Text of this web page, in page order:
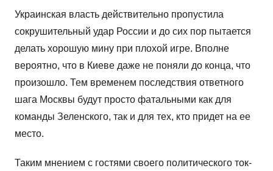
Украинская власть действительно пропустила
сокрушительный удар России и до сих пор пытается
делать хорошую мину при плохой игре. Вполне
вероятно, что в Киеве даже не поняли до конца, что
произошло. Тем временем последствия ответного
шага Москвы будут просто фатальными как для
команды Зеленского, так и для тех, кто придет на ее
место.
Таким мнением с гостями своего политического ток-